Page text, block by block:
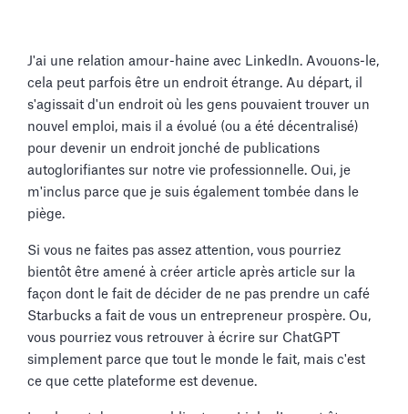
J'ai une relation amour-haine avec LinkedIn. Avouons-le,
cela peut parfois être un endroit étrange. Au départ, il
s'agissait d'un endroit où les gens pouvaient trouver un
nouvel emploi, mais il a évolué (ou a été décentralisé)
pour devenir un endroit jonché de publications
autoglorifiantes sur notre vie professionnelle. Oui, je
m'inclus parce que je suis également tombée dans le
piège.
Si vous ne faites pas assez attention, vous pourriez
bientôt être amené à créer article après article sur la
façon dont le fait de décider de ne pas prendre un café
Starbucks a fait de vous un entrepreneur prospère. Ou,
vous pourriez vous retrouver à écrire sur ChatGPT
simplement parce que tout le monde le fait, mais c'est
ce que cette plateforme est devenue.